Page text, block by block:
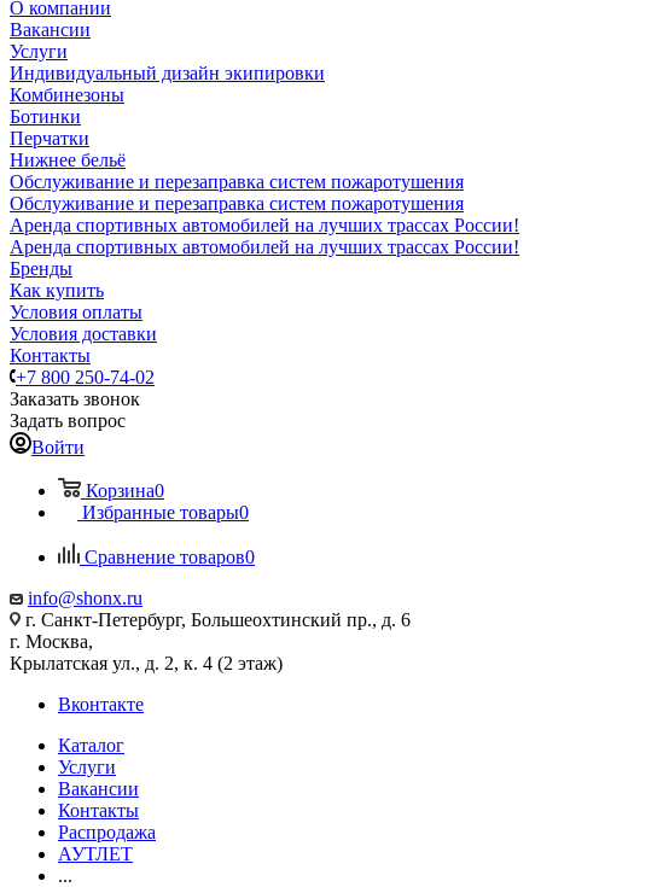
О компании
Вакансии
Услуги
Индивидуальный дизайн экипировки
Комбинезоны
Ботинки
Перчатки
Нижнее бельё
Обслуживание и перезаправка систем пожаротушения
Обслуживание и перезаправка систем пожаротушения
Аренда спортивных автомобилей на лучших трассах России!
Аренда спортивных автомобилей на лучших трассах России!
Бренды
Как купить
Условия оплаты
Условия доставки
Контакты
+7 800 250-74-02
Заказать звонок
Задать вопрос
Войти
Корзина0
Избранные товары0
Сравнение товаров0
info@shonx.ru
г. Санкт-Петербург, Большеохтинский пр., д. 6
г. Москва,
Крылатская ул., д. 2, к. 4 (2 этаж)
Вконтакте
Каталог
Услуги
Вакансии
Контакты
Распродажа
АУТЛЕТ
...